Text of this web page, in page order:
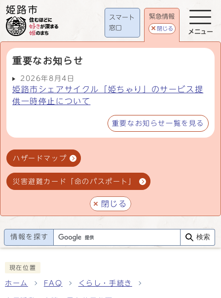
スマート
窓口
緊急情報
閉じる
重要なお知らせ
2026年8月4日
姫路市シェアサイクル「姫ちゃり」のサービス提
供一時停止について
重要なお知らせ一覧を見る
ハザードマップ
災害避難カード「命のパスポート」
閉じる
メニュー
情報を探す 検索
現在位置
ホーム FAQ くらし・手続き